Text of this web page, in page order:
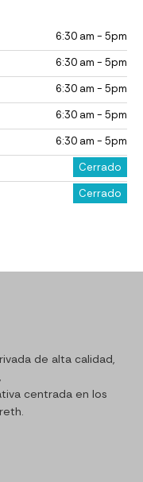
6:30 am - 5pm
6:30 am - 5pm
6:30 am - 5pm
6:30 am - 5pm
6:30 am - 5pm
Cerrado
Cerrado
de alta calidad,
centrada en los